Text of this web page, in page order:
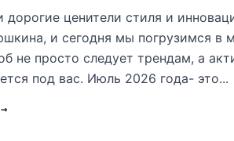
дорогие ценители стиля и
и сегодня мы погрузимся в
не просто следует трендам, а
под вас. Июль 2026 года- это...